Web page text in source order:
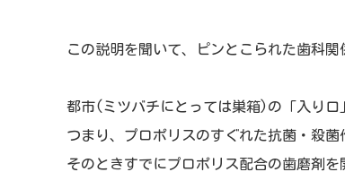
この説明を聞いて、ピンとこられた歯科関
都市(ミツバチにとっては巣箱)の「入り口
つまり、プロポリスのすぐれた抗菌・殺
そのときすでにプロポリス配合の歯磨剤を